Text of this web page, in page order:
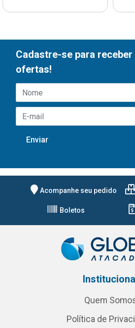
Cadastre-se para
ofertas!
Acompanhe seu pedido
Boletos
Quem
Política de